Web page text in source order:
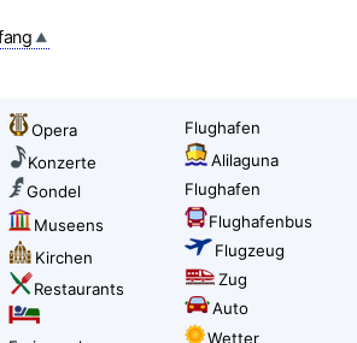
Opera
Konzerte
Gondel
Museens
Kirchen
Restaurants
Flughafen
Alilaguna
Flughafen
Flughafenbus
Flugzeug
Zug
Auto
Wetter